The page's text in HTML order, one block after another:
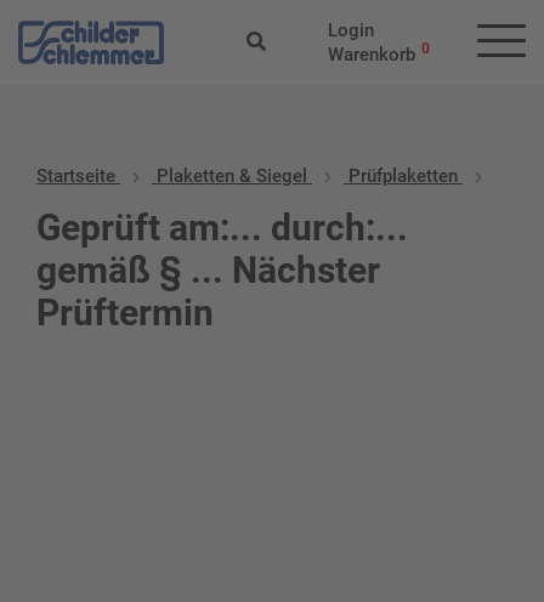
Login
Warenkorb 0
Startseite Plaketten & Siegel Prüfplaketten
Geprüft am:... durch:...
gemäß § ... Nächster
Prüftermin